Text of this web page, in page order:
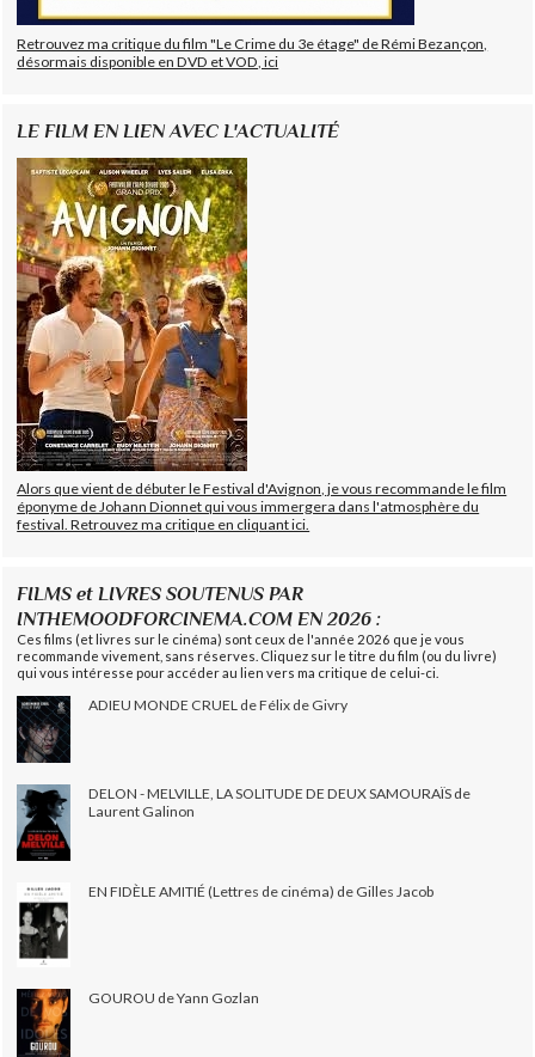
Retrouvez ma critique du film "Le Crime du 3e étage" de Rémi Bezançon,
désormais disponible en DVD et VOD, ici
LE FILM EN LIEN AVEC L'ACTUALITÉ
Alors que vient de débuter le Festival d'Avignon, je vous recommande le film
éponyme de Johann Dionnet qui vous immergera dans l'atmosphère du
festival. Retrouvez ma critique en cliquant ici.
FILMS et LIVRES SOUTENUS PAR
INTHEMOODFORCINEMA.COM EN 2026 :
Ces films (et livres sur le cinéma) sont ceux de l'année 2026 que je vous
recommande vivement, sans réserves. Cliquez sur le titre du film (ou du livre)
qui vous intéresse pour accéder au lien vers ma critique de celui-ci.
ADIEU MONDE CRUEL de Félix de Givry
DELON - MELVILLE, LA SOLITUDE DE DEUX SAMOURAÏS de
Laurent Galinon
EN FIDÈLE AMITIÉ (Lettres de cinéma) de Gilles Jacob
GOUROU de Yann Gozlan